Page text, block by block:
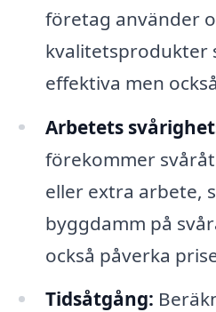
företag använder
kvalitetsprodukter
effektiva men
Arbetets
förekommer
eller extra arbete,
byggdamm på
också påverka
Tidsåtgång: